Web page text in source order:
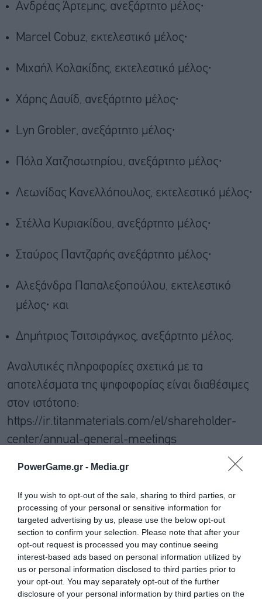
PowerGame.gr - Media.gr
If you wish to opt-out of the sale, sharing to third parties, or
processing of your personal or sensitive information for
targeted advertising by us, please use the below opt-out
section to confirm your selection. Please note that after your
opt-out request is processed you may continue seeing
interest-based ads based on personal information utilized by
us or personal information disclosed to third parties prior to
your opt-out. You may separately opt-out of the further
disclosure of your personal information by third parties on the
Ανδρέας Άρτεμης, ανεξάρτητο μέλος·
Marcel Cobuz, εκτελεστικό μέλος·
Μιχαήλ Κολακίδης, εκτελεστικό μέλος·
Χάρης Δαυίδ, ανεξάρτητο μέλος·
Lyn Grobler, ανεξάρτητο μέλος·
Πόλα Χατζησωτηρίου, ανεξάρτητο μέλος·
Λεωνίδας Κανελλόπουλος, εκτελεστικό μέλος·
Στέλλα Κυριακίδου, ανεξάρτητο μέλος·
Σταύρος Παντζαρής ανεξάρτητο μέλος·
Αλεξάνδρα Παπαλεξοπούλου, εκτελεστικό
μέλος· και
Δημήτριος Τσιτσιράγκος, ανεξάρτητο μέλος.
Αναλυτικές πληροφορίες σχετικά με τα
αποτελέσματα της ψηφοφορίας είναι διαθέσιμες
στον ιστότοπο:
https://ir.titanmaterials.com/el/shareholder-
center/annual-general-meetings